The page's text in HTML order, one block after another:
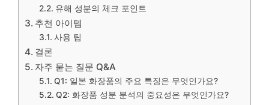
유해 성분의 체크 포인트
추천 아이템
사용 팁
결론
자주 묻는 질문 Q&A
Q1: 일본 화장품의 주요 특징은 무엇인가요?
Q2: 화장품 성분 분석의 중요성은 무엇인가요?